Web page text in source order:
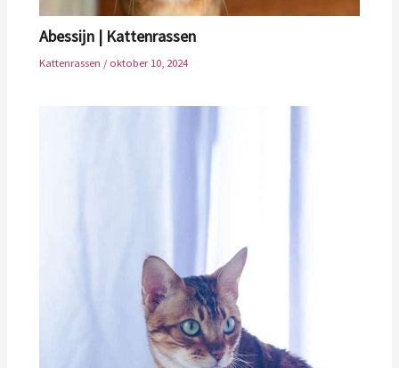
Abessijn | Kattenrassen
Kattenrassen /oktober 10, 2024